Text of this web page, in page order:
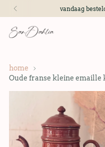
vandaag
home
Oude franse kleine emaille